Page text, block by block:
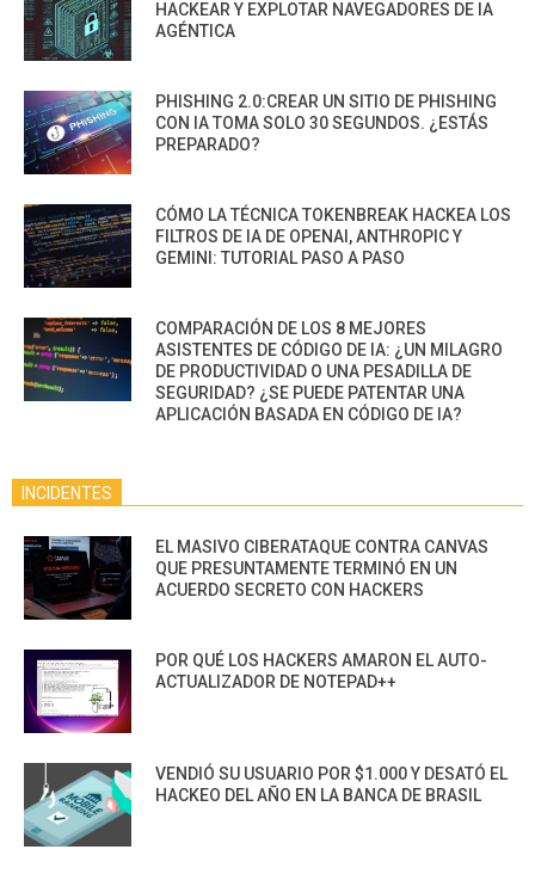
HACKEAR Y EXPLOTAR NAVEGADORES DE IA
AGÉNTICA
PHISHING 2.0:CREAR UN SITIO DE PHISHING
CON IA TOMA SOLO 30 SEGUNDOS. ¿ESTÁS
PREPARADO?
CÓMO LA TÉCNICA TOKENBREAK HACKEA LOS
FILTROS DE IA DE OPENAI, ANTHROPIC Y
GEMINI: TUTORIAL PASO A PASO
COMPARACIÓN DE LOS 8 MEJORES
ASISTENTES DE CÓDIGO DE IA: ¿UN MILAGRO
DE PRODUCTIVIDAD O UNA PESADILLA DE
SEGURIDAD? ¿SE PUEDE PATENTAR UNA
APLICACIÓN BASADA EN CÓDIGO DE IA?
INCIDENTES
EL MASIVO CIBERATAQUE CONTRA CANVAS
QUE PRESUNTAMENTE TERMINÓ EN UN
ACUERDO SECRETO CON HACKERS
POR QUÉ LOS HACKERS AMARON EL AUTO-
ACTUALIZADOR DE NOTEPAD++
VENDIÓ SU USUARIO POR $1.000 Y DESATÓ EL
HACKEO DEL AÑO EN LA BANCA DE BRASIL